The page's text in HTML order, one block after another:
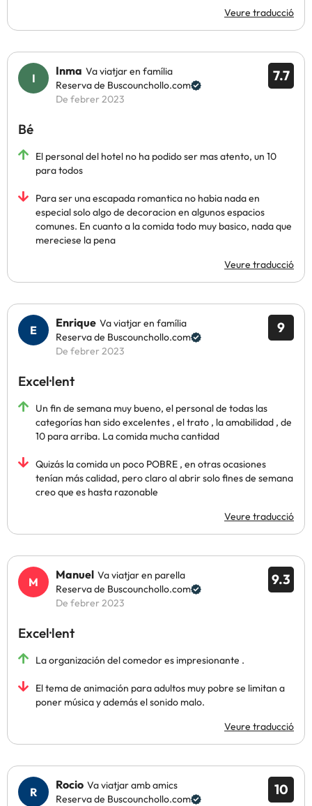
Veure traducció
7.7
Inma Va viatjar en família
Reserva de Buscounchollo.com
De febrer 2023
Bé
El personal del hotel no ha podido ser mas atento, un 10
para todos
Para ser una escapada romantica no habia nada en
especial solo algo de decoracion en algunos espacios
comunes. En cuanto a la comida todo muy basico, nada que
mereciese la pena
Veure traducció
9
Enrique Va viatjar en família
Reserva de Buscounchollo.com
De febrer 2023
Excel·lent
Un fin de semana muy bueno, el personal de todas las
categorías han sido excelentes , el trato , la amabilidad , de
10 para arriba. La comida mucha cantidad
Quizás la comida un poco POBRE , en otras ocasiones
tenían más calidad, pero claro al abrir solo fines de semana
creo que es hasta razonable
Veure traducció
9.3
Manuel Va viatjar en parella
Reserva de Buscounchollo.com
De febrer 2023
Excel·lent
La organización del comedor es impresionante .
El tema de animación para adultos muy pobre se limitan a
poner música y además el sonido malo.
Veure traducció
10
Rocio Va viatjar amb amics
Reserva de Buscounchollo.com